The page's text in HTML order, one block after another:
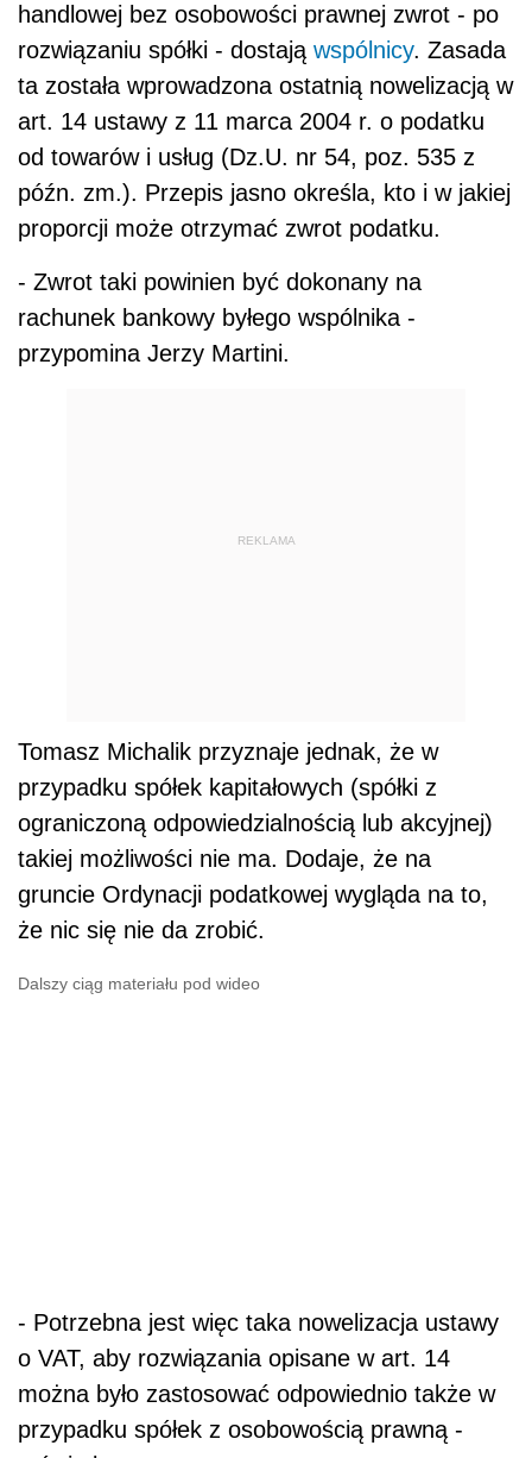
handlowej bez osobowości prawnej zwrot - po
rozwiązaniu spółki - dostają wspólnicy. Zasada
ta została wprowadzona ostatnią nowelizacją w
art. 14 ustawy z 11 marca 2004 r. o podatku
od towarów i usług (Dz.U. nr 54, poz. 535 z
późn. zm.). Przepis jasno określa, kto i w jakiej
proporcji może otrzymać zwrot podatku.
- Zwrot taki powinien być dokonany na
rachunek bankowy byłego wspólnika -
przypomina Jerzy Martini.
REKLAMA
Tomasz Michalik przyznaje jednak, że w
przypadku spółek kapitałowych (spółki z
ograniczoną odpowiedzialnością lub akcyjnej)
takiej możliwości nie ma. Dodaje, że na
gruncie Ordynacji podatkowej wygląda na to,
że nic się nie da zrobić.
Dalszy ciąg materiału pod wideo
- Potrzebna jest więc taka nowelizacja ustawy
o VAT, aby rozwiązania opisane w art. 14
można było zastosować odpowiednio także w
przypadku spółek z osobowością prawną -